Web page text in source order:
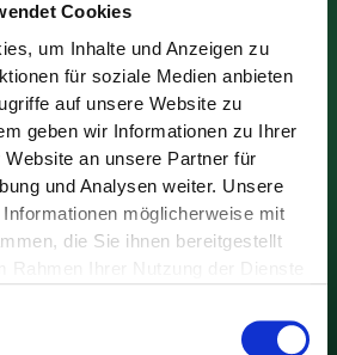
Cookies
um Inhalte und Anzeigen zu
für soziale Medien anbieten
auf unsere Website zu
geben wir Informationen zu Ihrer
an unsere Partner für
und Analysen weiter. Unsere
möglicherweise mit
die Sie ihnen bereitgestellt
Webseite weiterhin nutzen.
35
24, 70192 Stuttgart,
stellen
verarbeitet werden, kannst du in